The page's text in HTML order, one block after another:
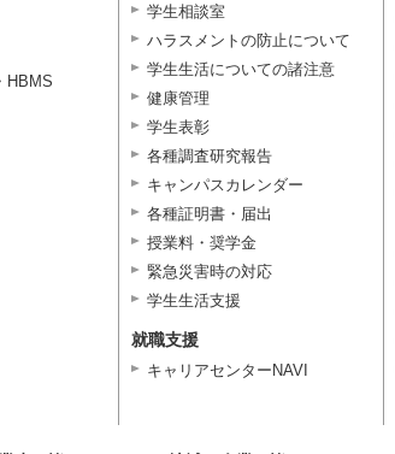
HBMS
学生相談室
ハラスメントの防止について
学生生活についての諸注意
健康管理
学生表彰
各種調査研究報告
キャンパスカレンダー
各種証明書・届出
授業料・奨学金
緊急災害時の対応
学生生活支援
就職支援
キャリアセンターNAVI